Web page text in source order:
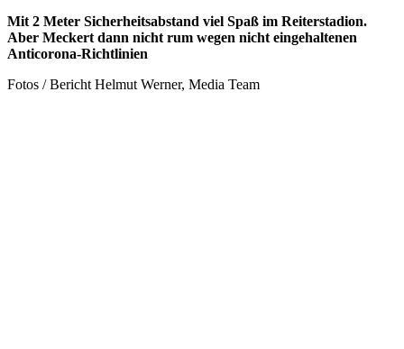
Mit 2 Meter Sicherheitsabstand viel Spaß im Reiterstadion.
Aber Meckert dann nicht rum wegen nicht eingehaltenen
Anticorona-Richtlinien
Fotos / Bericht Helmut Werner, Media Team